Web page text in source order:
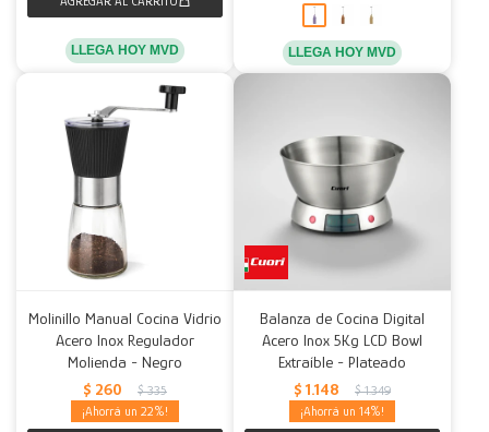
LLEGA HOY MVD LLEGA HOY MVD
Molinillo Manual Cocina Vidrio
Acero Inox Regulador
Molienda - Negro
$ 260 $ 335
22
Balanza de Cocina Digital
Acero Inox 5Kg LCD Bowl
Extraíble - Plateado
$ 1.148 $ 1.349
14